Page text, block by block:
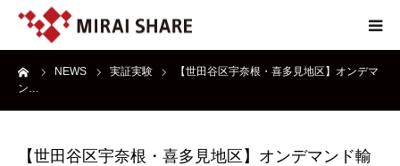
NEWS 実証実験
【世田谷区宇奈根・喜多見地区】オンデマ
ン…
【世田谷区宇奈根・喜多見地区】オンデマンド輸
NEWS